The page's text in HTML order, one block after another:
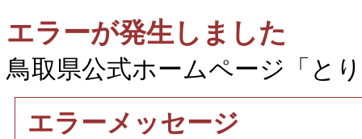
エラーが発生しました
鳥取県公式ホームページ「と
エラーメッセージ